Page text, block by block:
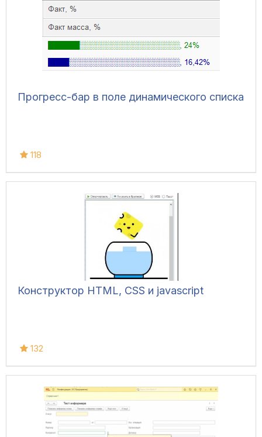
Прогресс-бар в поле динамического списка
118
Конструктор HTML, CSS и javascript
132